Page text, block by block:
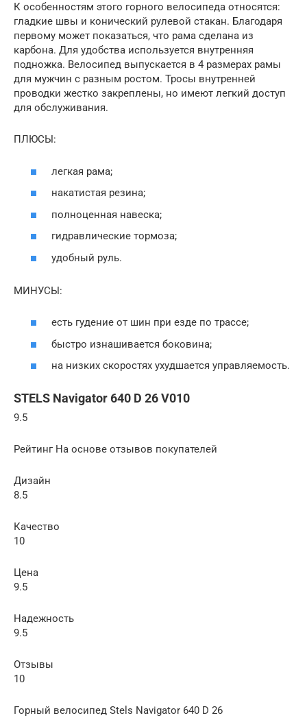
К особенностям этого горного велосипеда относятся:
гладкие швы и конический рулевой стакан. Благодаря
первому может показаться, что рама сделана из
карбона. Для удобства используется внутренняя
подножка. Велосипед выпускается в 4 размерах рамы
для мужчин с разным ростом. Тросы внутренней
проводки жестко закреплены, но имеют легкий доступ
для обслуживания.
ПЛЮСЫ:
легкая рама;
накатистая резина;
полноценная навеска;
гидравлические тормоза;
удобный руль.
МИНУСЫ:
есть гудение от шин при езде по трассе;
быстро изнашивается боковина;
на низких скоростях ухудшается управляемость.
STELS Navigator 640 D 26 V010
9.5
Рейтинг На основе отзывов покупателей
Дизайн
8.5
Качество
10
Цена
9.5
Надежность
9.5
Отзывы
10
Горный велосипед Stels Navigator 640 D 26